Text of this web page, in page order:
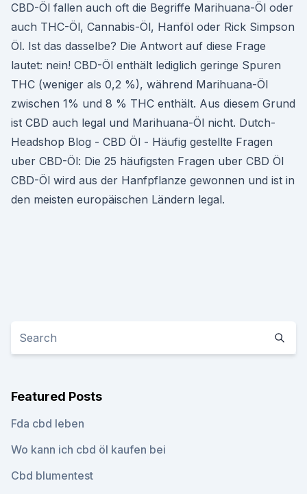
CBD-Öl fallen auch oft die Begriffe Marihuana-Öl oder
auch THC-Öl, Cannabis-Öl, Hanföl oder Rick Simpson
Öl. Ist das dasselbe? Die Antwort auf diese Frage
lautet: nein! CBD-Öl enthält lediglich geringe Spuren
THC (weniger als 0,2 %), während Marihuana-Öl
zwischen 1% und 8 % THC enthält. Aus diesem Grund
ist CBD auch legal und Marihuana-Öl nicht. Dutch-
Headshop Blog - CBD Öl - Häufig gestellte Fragen
uber CBD-Öl: Die 25 häufigsten Fragen uber CBD Öl
CBD-Öl wird aus der Hanfpflanze gewonnen und ist in
den meisten europäischen Ländern legal.
Featured Posts
Fda cbd leben
Wo kann ich cbd öl kaufen bei
Cbd blumentest